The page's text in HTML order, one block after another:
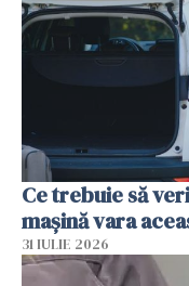
Ce trebuie să
mașină vara
31 IULIE 2026